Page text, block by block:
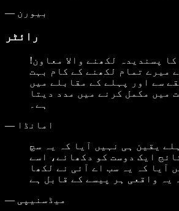
— بیورن
رائٹر
پسندیدہ لکھنے والا معاون!
میرے تمام لکھنے کے کام بہت
سے اور پہلے کے مقابلے میں
میں مکمل کرنے میں مدد دیتا
ہے۔
— امانڈا
یقین ہی نہیں آیا کہ یہ سچ
ایک دوست کو دکھائے، اسے
آیا کہ یہ سب اے آئی نے لکھا
— میڈسنیپی